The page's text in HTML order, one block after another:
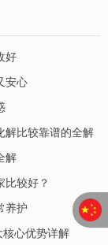
好
安心
解比较靠谱的全解
解
比较好？
养护
心优势详解